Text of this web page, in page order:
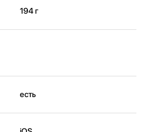
194 г
есть